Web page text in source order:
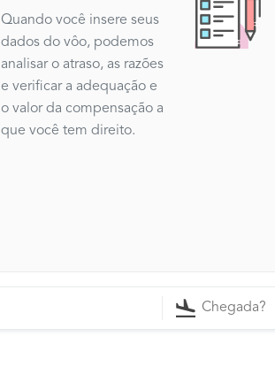
Quando você insere seus
dados do vôo, podemos
analisar o atraso, as razões
e verificar a adequação e
o valor da compensação a
que você tem direito.